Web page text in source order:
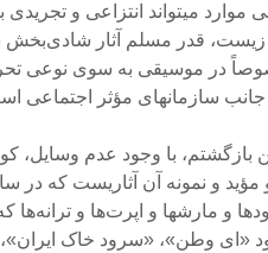
موارد میتواند انتزاعی و تجریدی
قدر مسلم آثار شادی‌بخش
در موسیقی به سوی نوعی
سازمانهای مؤثر اجتماعی
بازگشتم، با وجود عدم
و مارشها و اپرت‌ها و
«ای وطن»، «سرود خاک